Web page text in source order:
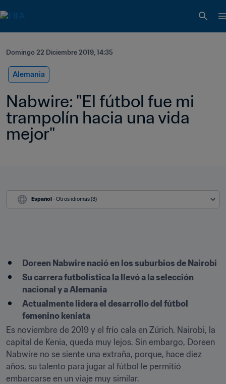
Domingo 22 Diciembre 2019, 14:35
Alemania
Nabwire: "El fútbol fue mi
trampolín hacia una vida
mejor"
Español - Otros idiomas (3)
Doreen Nabwire nació en los suburbios de Nairobi
Su carrera futbolística la llevó a la selección
nacional y a Alemania
Actualmente lidera el desarrollo del fútbol
femenino keniata
Es noviembre de 2019 y el frío cala en Zúrich. Nairobi, la
capital de Kenia, queda muy lejos. Sin embargo, Doreen
Nabwire no se siente una extraña, porque, hace diez
años, su talento para jugar al fútbol le permitió
embarcarse en un viaje muy similar.